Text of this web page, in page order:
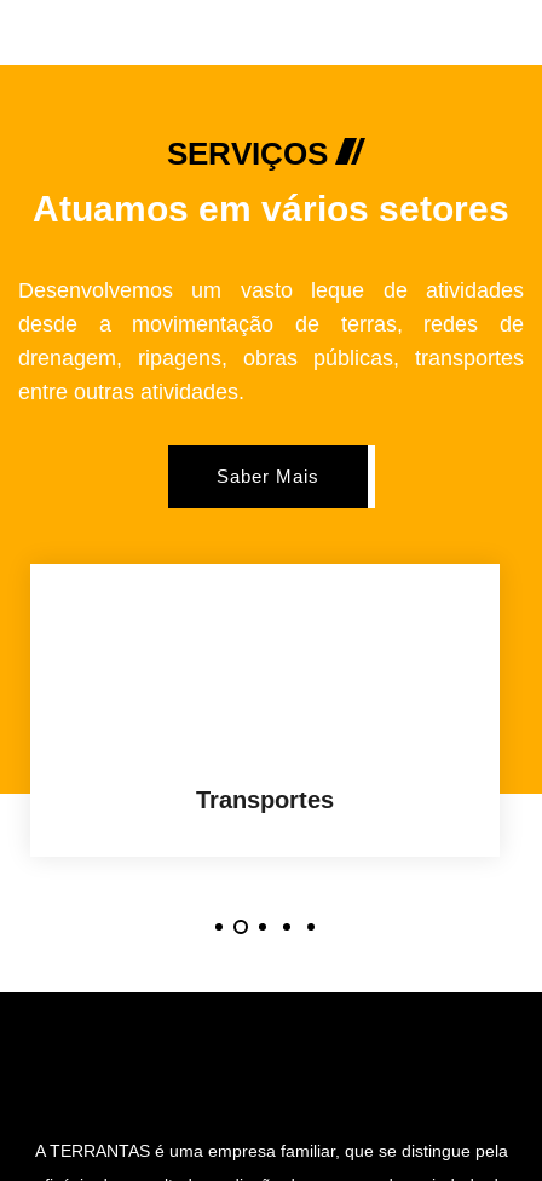
SERVIÇOS
Atuamos em vários setores
Desenvolvemos um vasto leque de atividades
desde a movimentação de terras, redes de
drenagem, ripagens, obras públicas, transportes
entre outras atividades.
Saber Mais
Transportes​
A TERRANTAS é uma empresa familiar, que se distingue pela